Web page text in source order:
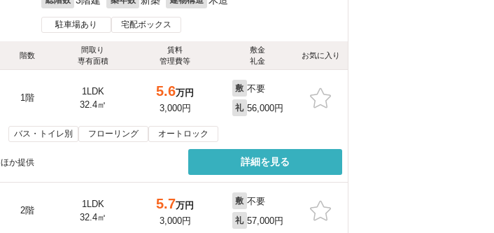
駐車場あり 宅配ボックス
階数
間取り
専有面積
賃料
管理費等
敷金
礼金
お気に入り
1階
1LDK
32.4㎡
5.6万円
3,000円
敷 不要
礼 56,000円
バス・トイレ別 フローリング オートロック
ほか提供 詳細を見る
2階
1LDK
32.4㎡
5.7万円
3,000円
敷 不要
礼 57,000円